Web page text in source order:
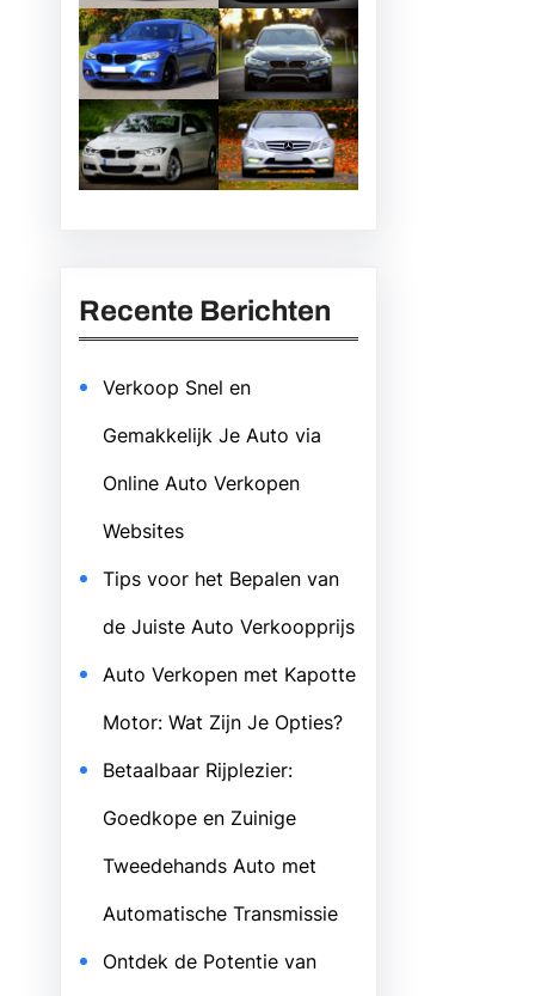
Recente Berichten
Verkoop Snel en
Gemakkelijk Je Auto via
Online Auto Verkopen
Websites
Tips voor het Bepalen van
de Juiste Auto Verkoopprijs
Auto Verkopen met Kapotte
Motor: Wat Zijn Je Opties?
Betaalbaar Rijplezier:
Goedkope en Zuinige
Tweedehands Auto met
Automatische Transmissie
Ontdek de Potentie van